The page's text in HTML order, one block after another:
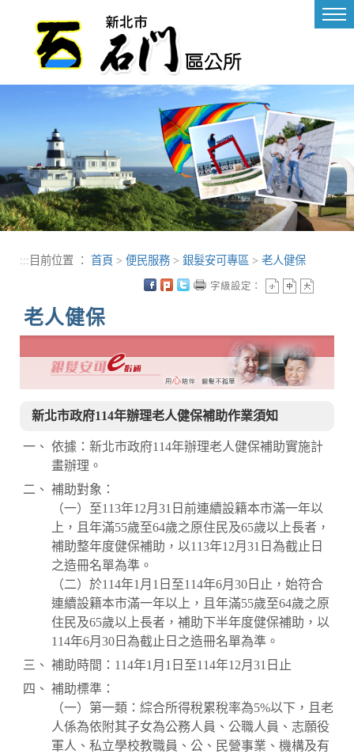
::: 目前位置 ： 首頁 > 便民服務 > 銀髮安可專區 > 老人健保
老人健保
字級設定：
新北市政府114年辦理老人健保補助作業須知
依據：新北市政府114年辦理老人健保補助實施計
畫辦理。
補助對象：
（一）至113年12月31日前連續設籍本市滿一年以
上，且年滿55歲至64歲之原住民及65歲以上長者，
補助整年度健保補助，以113年12月31日為截止日
之造冊名單為準。
（二）於114年1月1日至114年6月30日止，始符合
連續設籍本市滿一年以上，且年滿55歲至64歲之原
住民及65歲以上長者，補助下半年度健保補助，以
114年6月30日為截止日之造冊名單為準。
補助時間：114年1月1日至114年12月31日止
補助標準：
（一）第一類：綜合所得稅累稅率為5%以下，且老
人係為依附其子女為公務人員、公職人員、志願役
軍人、私立學校教職員、公、民營事業、機構及有